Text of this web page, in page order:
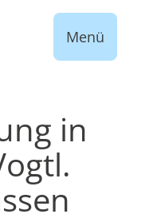
Menü
in